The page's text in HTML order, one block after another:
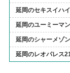
延岡のセキスイハ
延岡のユーミーマ
延岡のシャーメゾ
延岡のレオパレス